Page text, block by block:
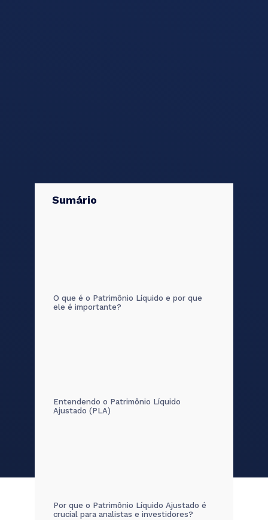
Sumário
O que é o Patrimônio Líquido e por que
ele é importante?
Entendendo o Patrimônio Líquido
Ajustado (PLA)
Por que o Patrimônio Líquido Ajustado é
crucial para analistas e investidores?